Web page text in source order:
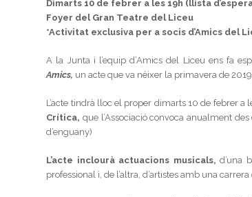
Dimarts 10 de febrer a les 19h (llista
Foyer del Gran Teatre del Liceu
*Activitat exclusiva per a socis d’Amics del
A la Junta i l’equip d’Amics del Liceu ens fa
Amics, un acte que va néixer la primavera de
L’acte tindrà lloc el proper dimarts 10 de febrer
Crítica, que l’Associació convoca anualment
d’enguany)
L’acte inclourà actuacions musicals, d’una
professional i, de l’altra, d’artistes amb una